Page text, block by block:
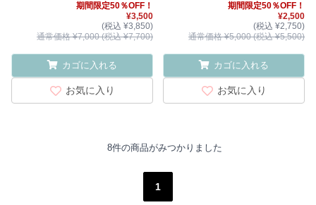
期間限定50％OFF！
¥3,500
(税込 ¥3,850)
通常価格 ¥7,000 (税込 ¥7,700)
カゴに入れる
お気に入り
期間限定50％OFF！
¥2,500
(税込 ¥2,750)
通常価格 ¥5,000 (税込 ¥5,500)
カゴに入れる
お気に入り
8件の商品がみつかりました
1